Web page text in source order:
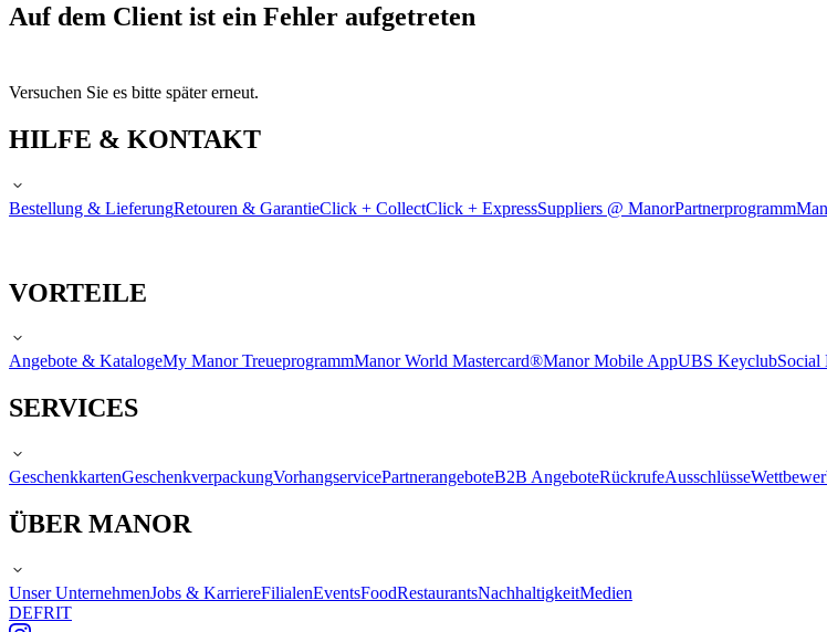
Auf dem Client ist ein Fehler aufgetreten
Versuchen Sie es bitte später erneut.
HILFE & KONTAKT
Bestellung & LieferungRetouren & GarantieClick + CollectClick + ExpressSuppliers @ ManorPartnerprogramm
VORTEILE
Angebote & KatalogeMy Manor TreueprogrammManor World Mastercard®Manor Mobile AppUBS KeyclubSocial
SERVICES
GeschenkkartenGeschenkverpackungVorhangservicePartnerangeboteB2B AngeboteRückrufeAusschlüsse
ÜBER MANOR
Unser UnternehmenJobs & KarriereFilialenEventsFoodRestaurantsNachhaltigkeitMedien
DEFRIT